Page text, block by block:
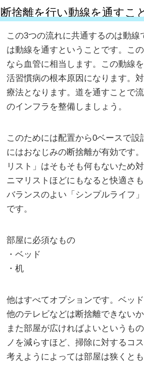
断捨離を行い動線を通すこ
この3つの流れに共通するのは動線
は動線を通すということです。こ
なら血管に相当します。この動線
活習慣病の根本原因になります。
療法となります。道を通すことで
のインフラを整備しましょう。
このためには配置から0ベースで設
にはおなじみの断捨離が有効です
リスト」はそもそも何もないため
ニマリストほどにもなると快適さ
バランスのよい「シンプルライフ
です。
部屋に必須なもの
・ベッド
・机
他はすべてオプションです。ベッ
他のテレビなどは断捨離できない
また部屋が広ければよいというも
ノを減らすほど、掃除に対するコ
考えようによっては部屋は狭くと